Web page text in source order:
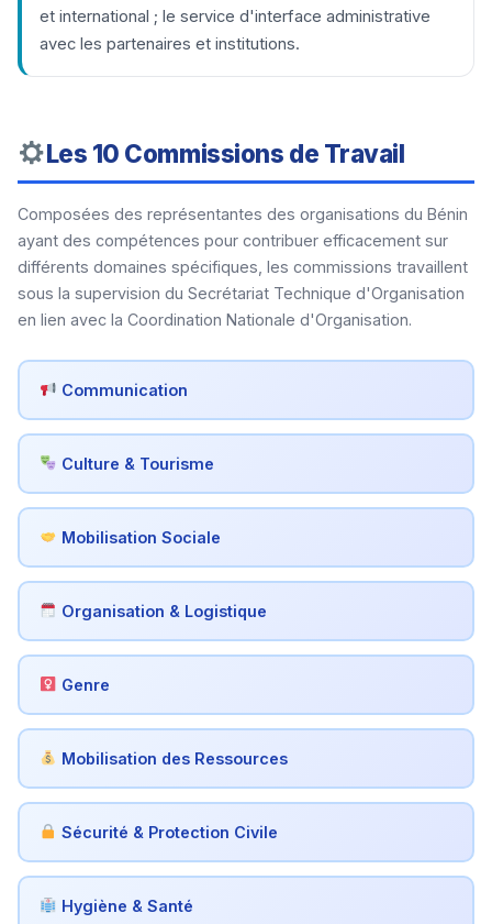
et international ; le service d'interface administrative
avec les partenaires et institutions.
Les 10 Commissions de Travail
Composées des représentantes des organisations du Bénin
ayant des compétences pour contribuer efficacement sur
différents domaines spécifiques, les commissions travaillent
sous la supervision du Secrétariat Technique d'Organisation
en lien avec la Coordination Nationale d'Organisation.
Communication
Culture & Tourisme
Mobilisation Sociale
Organisation & Logistique
Genre
Mobilisation des Ressources
Sécurité & Protection Civile
Hygiène & Santé